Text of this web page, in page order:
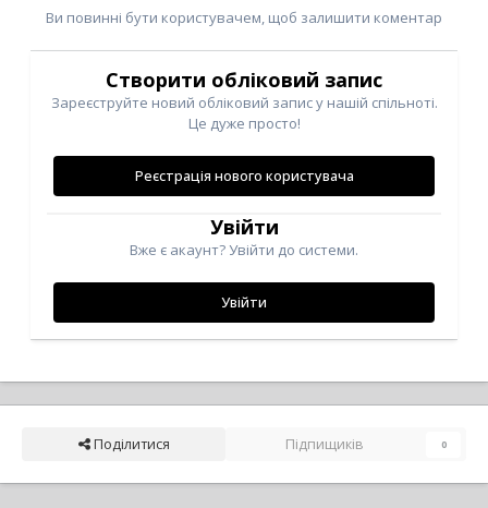
Ви повинні бути користувачем, щоб залишити коментар
Створити обліковий запис
Зареєструйте новий обліковий запис у нашій спільноті.
Це дуже просто!
Реєстрація нового користувача
Увійти
Вже є акаунт? Увійти до системи.
Увійти
Поділитися Підпищиків 0